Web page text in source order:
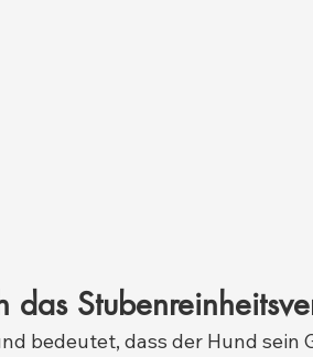
das
bedeutet, dass der Hund sein